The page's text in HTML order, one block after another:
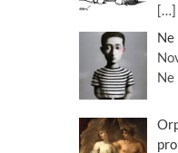
[…]
Ne
Ne